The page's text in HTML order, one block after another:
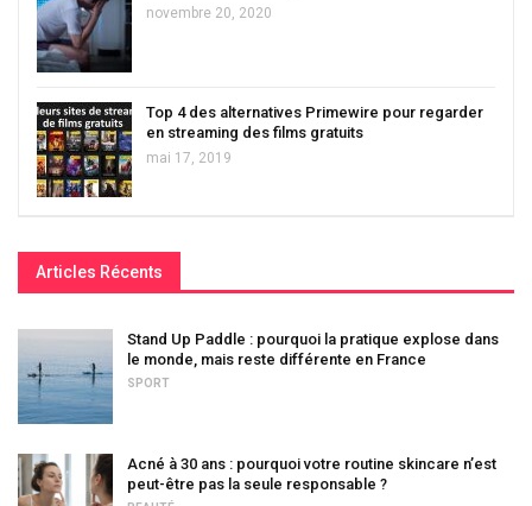
novembre 20, 2020
Top 4 des alternatives Primewire pour regarder
en streaming des films gratuits
mai 17, 2019
Articles Récents
Stand Up Paddle : pourquoi la pratique explose dans
le monde, mais reste différente en France
SPORT
Acné à 30 ans : pourquoi votre routine skincare n’est
peut-être pas la seule responsable ?